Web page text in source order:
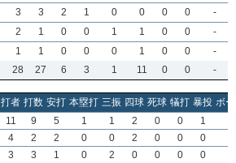
3 3 2 1 0 0 0 0
-
2 1 0 0 1 1 0 0
-
1 1 0 0 0 1 0 0
-
28 27 6 3 1 11 0 0 -
打者 打数 安打 本塁打 三振 四球 死球 犠打 暴投 ボ
11 9 5 1 1 2 0 0 1
4 2 2 0 0 2 0 0 0
3 3 1 0 2 0 0 0 0